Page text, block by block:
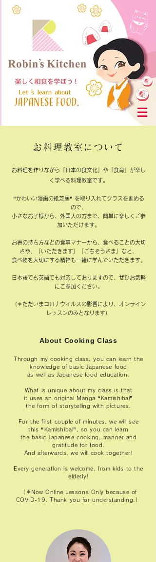
お料理教室について
お料理を作りながら「日本の食文化」や「食育」が楽し
く学べる料理教室です。
”かわいい漫画の紙芝居” を取り入れてクラスを進める
ので、
小さなお子様から、外国人の方まで、簡単に楽しくご参
加いただけます。
お箸の持ち方などの食事マナーから、食べることの大切
さや、「いただきます」「ごちそうさま」など、
食べ物を大切にする精神も一緒に学んでいただきます。​
日本語でも英語でも対応しておりますので、ぜひお気軽
にご参加ください。
（＊ただいまコロナウィルスの影響により、オンライン
レッスンのみとなります）
About Cooking Class
Through my cooking class, you can learn the
knowledge of basic Japanese food
as well as Japanese food education.
What is unique about my class is that
it uses an original Manga “Kamishibai”
the form of storytelling with pictures.
For the first couple of minutes, we will see
this “Kamishibai”, so you can learn
the basic Japanese cooking, manner and
gratitude for food.
And afterwards, we will cook together!
Every generation is welcome, from kids to the
elderly!
（＊Now Online Lessons Only because of
COVID-19. Thank you for understanding.）